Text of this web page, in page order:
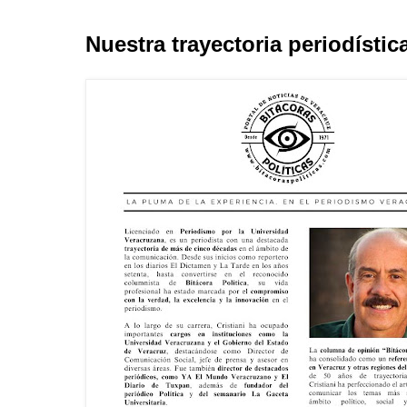
Nuestra trayectoria